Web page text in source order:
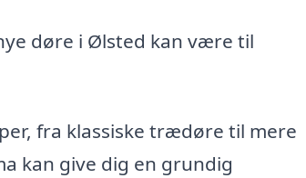
døre i Ølsted kan være til
fra klassiske trædøre til mere
kan give dig en grundig